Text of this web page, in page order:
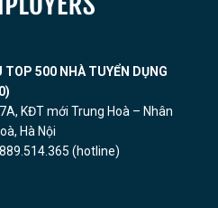
TOP 500 NHÀ TUYỂN DỤNG
KĐT mới Trung Hoà – Nhân
Hà Nội
(hotline)